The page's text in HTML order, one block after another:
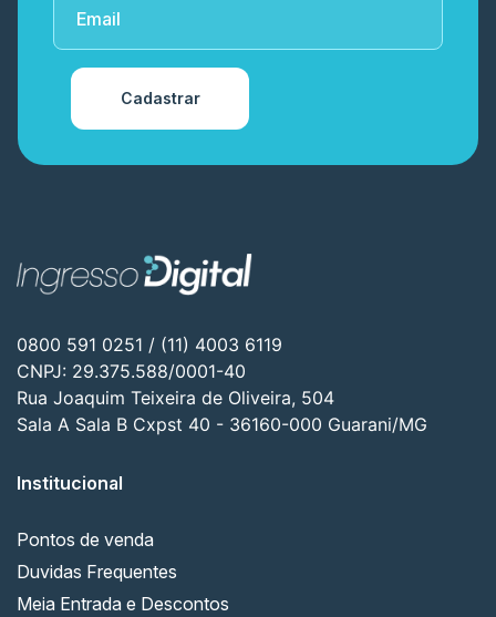
Cadastrar
0800 591 0251 / (11) 4003 6119
CNPJ: 29.375.588/0001-40
Rua Joaquim Teixeira de Oliveira, 504
Sala A Sala B Cxpst 40 - 36160-000 Guarani/MG
Institucional
Pontos de venda
Duvidas Frequentes
Meia Entrada e Descontos